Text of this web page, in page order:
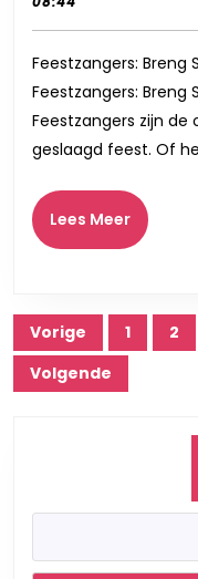
Feestzangers: Breng
Feestzangers: Breng
Feestzangers zijn
geslaagd feest. Of
Lees MeerLees
Meer
Vorige 1 2
Volgende